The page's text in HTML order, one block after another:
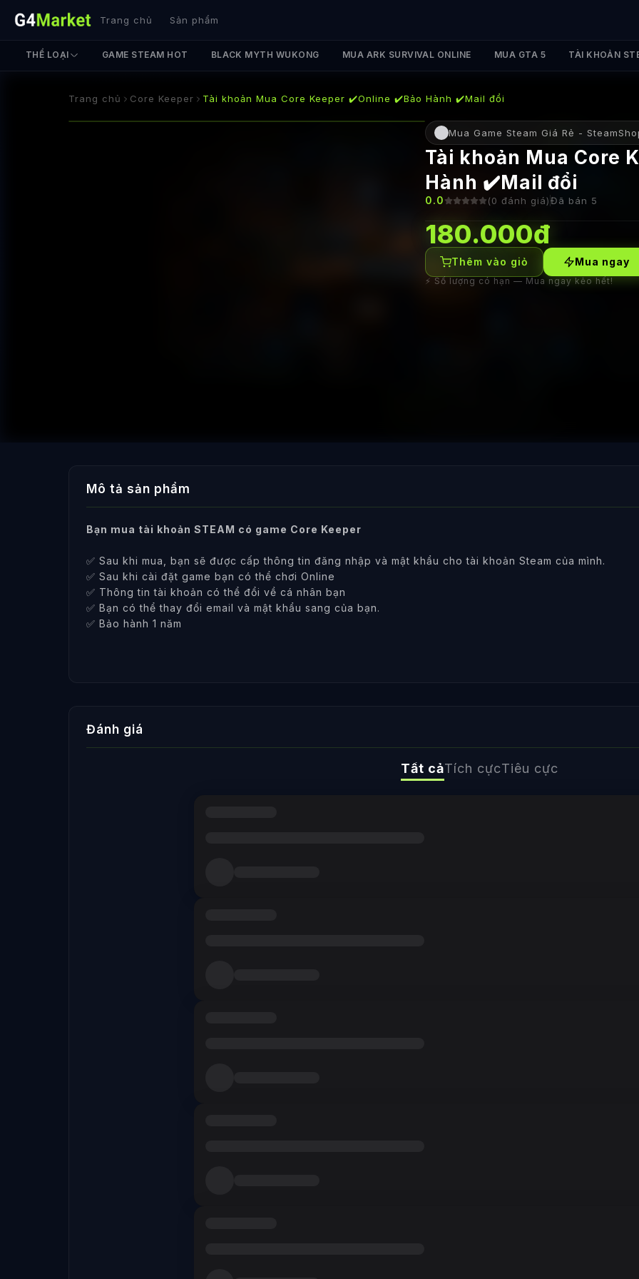
Trang chủ Sản phẩm
THỂ LOẠI GAME STEAM HOT BLACK MYTH WUKONG MUA ARK SURVIVAL ONLINE MUA GTA 5 TÀI KHOẢN
Trang chủ Core Keeper Tài khoản Mua Core Keeper ✔️Online ✔️Bảo Hành ✔️Mail đổi
Mua Game Steam Giá Rẻ -
Tài khoản Mua Core
Hành ✔️Mail đổi
0.0 (0 đánh giá)Đã bán 5
180.000đ
Thêm vào giỏ Mua ngay
⚡ Số lượng có hạn — Mua ngay kẻo hết!
Mô tả sản phẩm
Bạn mua tài khoản STEAM có game Core Keeper
✅ Sau khi mua, bạn sẽ được cấp thông tin đăng nhập và mật khẩu cho tài khoản Steam của mình.
✅ Sau khi cài đặt game bạn có thể chơi Online
✅ Thông tin tài khoản có thể đổi về cá nhân bạn
✅ Bạn có thể thay đổi email và mật khẩu sang của bạn.
✅ Bảo hành 1 năm
Đánh giá
Tất cảTích cựcTiêu cực